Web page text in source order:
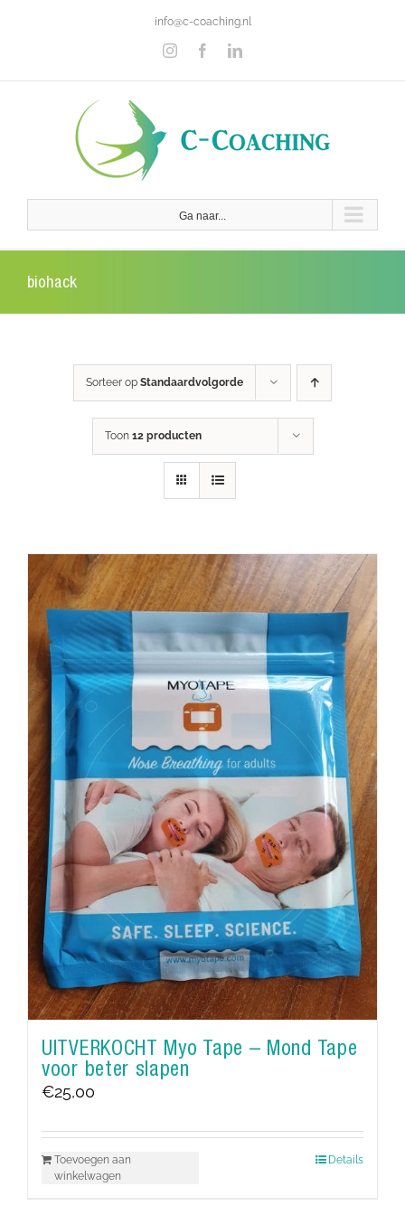
info@c-coaching.nl
InstagramFacebookLinkedIn
Ga naar...
biohack
Sorteer op Standaardvolgorde
Toon 12 producten
UITVERKOCHT Myo Tape – Mond Tape
voor beter slapen
€25,00
Toevoegen aan
winkelwagen
Details